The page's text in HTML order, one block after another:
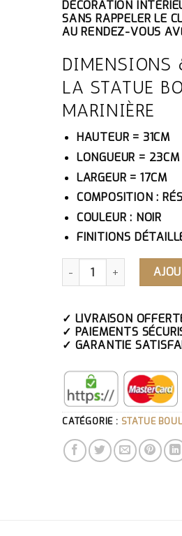
DÉCORATION
SANS RAPPELER LE
AU RENDEZ-VOUS
DIMENSIONS
LA STATUE
MARINIÈRE
HAUTEUR = 31CM
LONGUEUR = 23CM
LARGEUR = 17CM
COMPOSITION :
COULEUR : NOIR
FINITIONS
QUANTITÉ DE STATUE
✓ LIVRAISON
✓ PAIEMENTS
✓ GARANTIE
CATÉGORIE : STATUE